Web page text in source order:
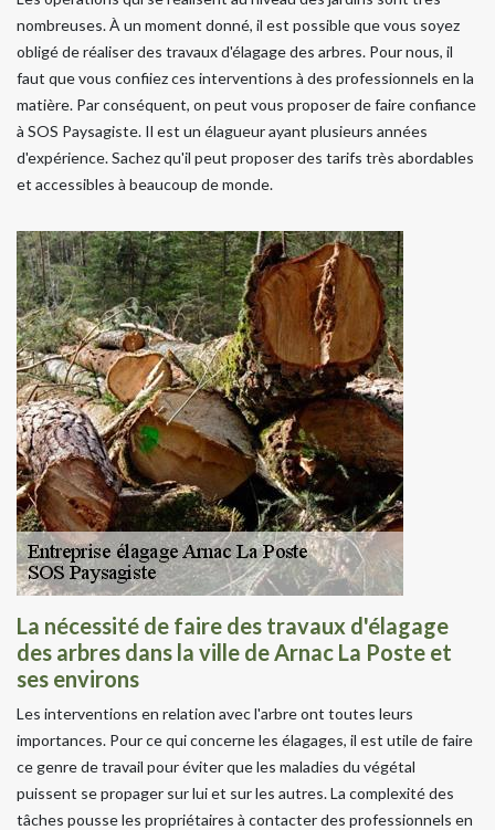
nombreuses. À un moment donné, il est possible que vous soyez
obligé de réaliser des travaux d'élagage des arbres. Pour nous, il
faut que vous confiiez ces interventions à des professionnels en la
matière. Par conséquent, on peut vous proposer de faire confiance
à SOS Paysagiste. Il est un élagueur ayant plusieurs années
d'expérience. Sachez qu'il peut proposer des tarifs très abordables
et accessibles à beaucoup de monde.
La nécessité de faire des travaux d'élagage
des arbres dans la ville de Arnac La Poste et
ses environs
Les interventions en relation avec l'arbre ont toutes leurs
importances. Pour ce qui concerne les élagages, il est utile de faire
ce genre de travail pour éviter que les maladies du végétal
puissent se propager sur lui et sur les autres. La complexité des
tâches pousse les propriétaires à contacter des professionnels en